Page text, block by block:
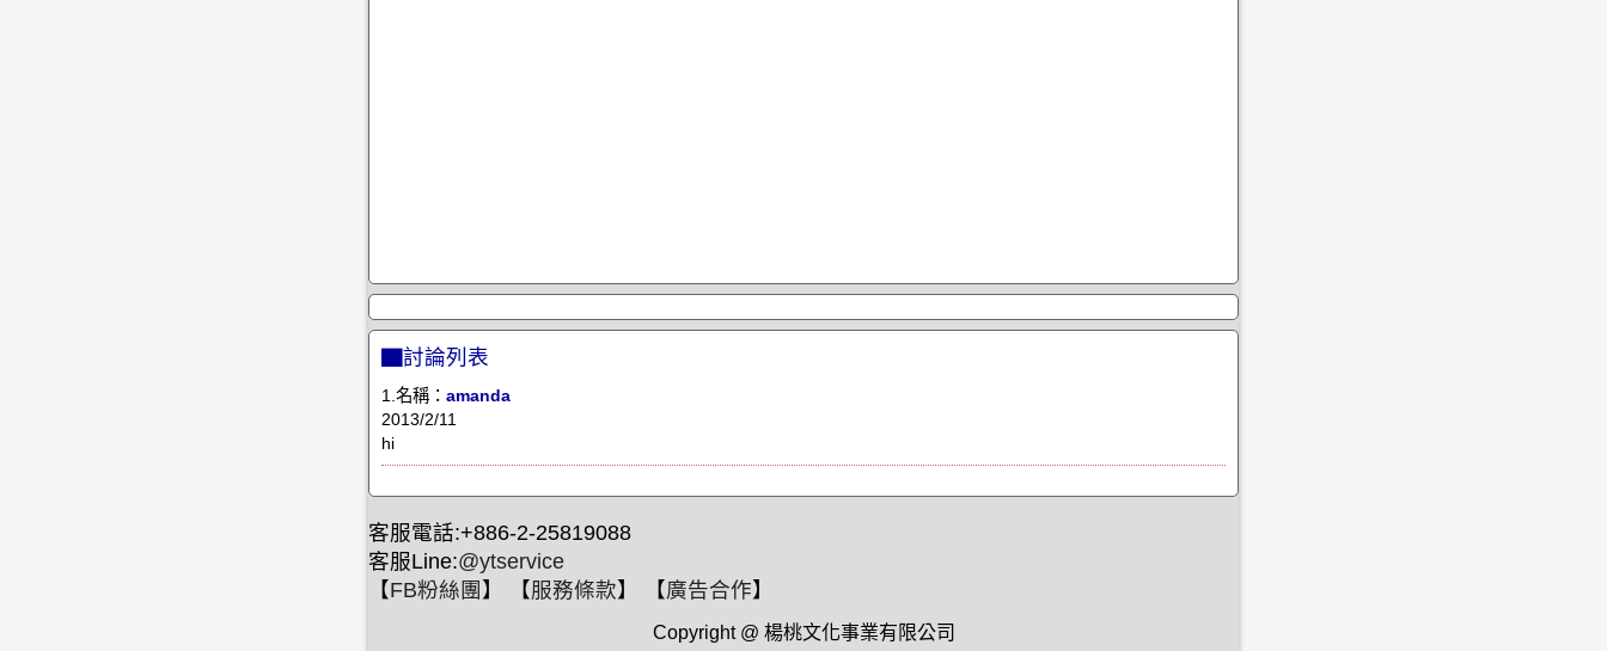
▇討論列表
1.名稱： amanda
2013/2/11
hi
客服電話:+886-2-25819088
客服Line:@ytservice
【FB粉絲團 】 【服務條款】 【廣告合作】
Copyright @ 楊桃文化事業有限公司